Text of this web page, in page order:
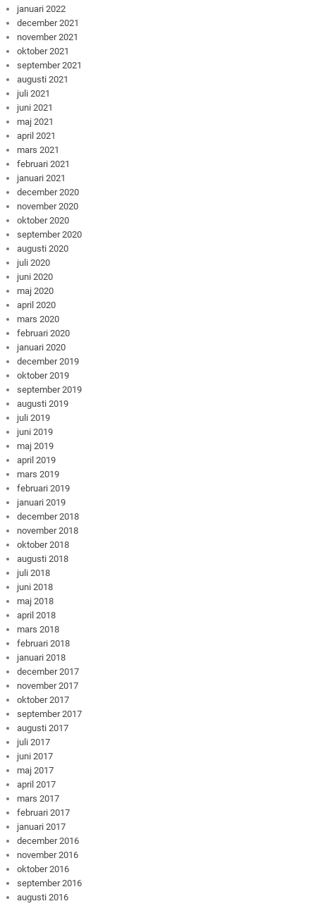
januari 2022
december 2021
november 2021
oktober 2021
september 2021
augusti 2021
juli 2021
juni 2021
maj 2021
april 2021
mars 2021
februari 2021
januari 2021
december 2020
november 2020
oktober 2020
september 2020
augusti 2020
juli 2020
juni 2020
maj 2020
april 2020
mars 2020
februari 2020
januari 2020
december 2019
oktober 2019
september 2019
augusti 2019
juli 2019
juni 2019
maj 2019
april 2019
mars 2019
februari 2019
januari 2019
december 2018
november 2018
oktober 2018
augusti 2018
juli 2018
juni 2018
maj 2018
april 2018
mars 2018
februari 2018
januari 2018
december 2017
november 2017
oktober 2017
september 2017
augusti 2017
juli 2017
juni 2017
maj 2017
april 2017
mars 2017
februari 2017
januari 2017
december 2016
november 2016
oktober 2016
september 2016
augusti 2016